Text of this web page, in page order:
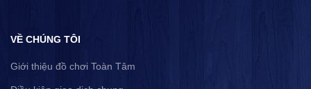
VỀ CHÚNG TÔI
Giới thiệu đồ chơi Toàn Tâm